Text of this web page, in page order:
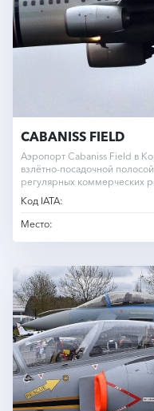
CABANISS FIELD
Аэропорт Cabaniss Field в
взлётно-посадочной
регулярных коммерческих
Код IATA:
Место: